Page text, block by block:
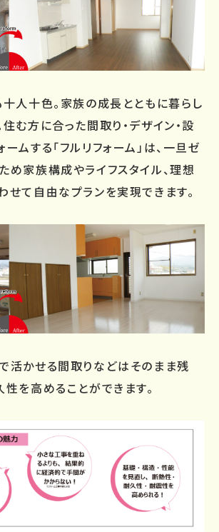
十人十色。家族の成長とともに暮らし
む方に合った間取り・デザイン・設
ムする「フルリフォーム」は、一旦ゼ
め家族構成やライフスタイル、理想
せて自由なプランを実現できます。
活かせる間取りなどはそのまま残
性を高めることができます。